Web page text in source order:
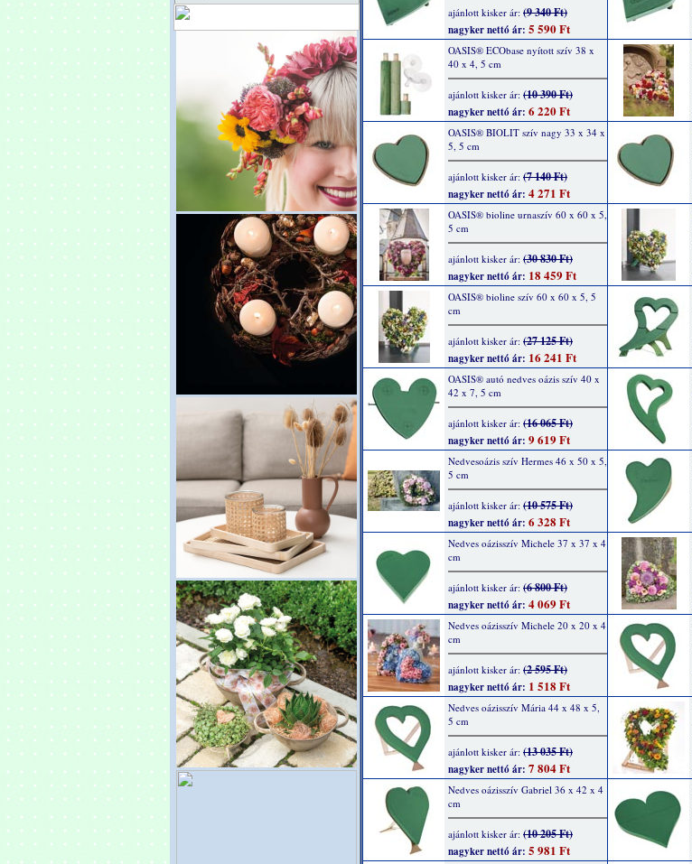
ajánlott kisker ár: (9 340 Ft)
nagyker nettó ár: 5 590 Ft
OASIS® ECObase nyított szív 38 x
40 x 4, 5 cm
ajánlott kisker ár: (10 390 Ft)
nagyker nettó ár: 6 220 Ft
OASIS® BIOLIT szív nagy 33 x 34 x
5, 5 cm
ajánlott kisker ár: (7 140 Ft)
nagyker nettó ár: 4 271 Ft
OASIS® bioline urnaszív 60 x 60 x 5,
5 cm
ajánlott kisker ár: (30 830 Ft)
nagyker nettó ár: 18 459 Ft
OASIS® bioline szív 60 x 60 x 5, 5
cm
ajánlott kisker ár: (27 125 Ft)
nagyker nettó ár: 16 241 Ft
OASIS® autó nedves oázis szív 40 x
42 x 7, 5 cm
ajánlott kisker ár: (16 065 Ft)
nagyker nettó ár: 9 619 Ft
Nedvesoázis szív Hermes 46 x 50 x 5,
5 cm
ajánlott kisker ár: (10 575 Ft)
nagyker nettó ár: 6 328 Ft
Nedves oázisszív Michele 37 x 37 x 4
cm
ajánlott kisker ár: (6 800 Ft)
nagyker nettó ár: 4 069 Ft
Nedves oázisszív Michele 20 x 20 x 4
cm
ajánlott kisker ár: (2 595 Ft)
nagyker nettó ár: 1 518 Ft
Nedves oázisszív Mária 44 x 48 x 5,
5 cm
ajánlott kisker ár: (13 035 Ft)
nagyker nettó ár: 7 804 Ft
Nedves oázisszív Gabriel 36 x 42 x 4
cm
ajánlott kisker ár: (10 205 Ft)
nagyker nettó ár: 5 981 Ft